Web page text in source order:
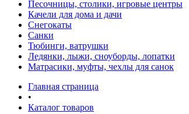
Песочницы, столики, игровые центры
Качели для дома и дачи
Снегокаты
Санки
Тюбинги, ватрушки
Ледянки, лыжи, сноуборды, лопатки
Матрасики, муфты, чехлы для санок
Главная страница
•
Каталог товаров